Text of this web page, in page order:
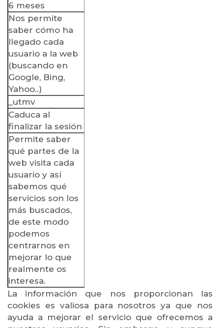
6 meses
Nos permite
saber cómo ha
llegado cada
usuario a la web
(buscando en
Google, Bing,
Yahoo..)
_utmv
Caduca al
finalizar la sesión
Permite saber
qué partes de la
web visita cada
usuario y así
sabemos qué
servicios son los
más buscados,
de este modo
podemos
centrarnos en
mejorar lo que
realmente os
interesa.
La información que nos proporcionan las
cookies es valiosa para nosotros ya que nos
ayuda a mejorar el servicio que ofrecemos a